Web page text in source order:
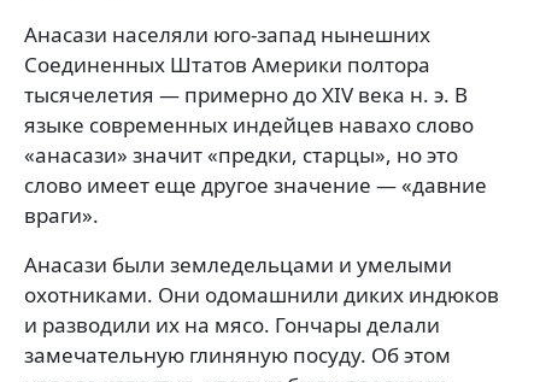
Анасази населяли юго-запад нынешних
Соединенных Штатов Америки полтора
тысячелетия — примерно до XIV века н. э. В
языке современных индейцев навахо слово
«анасази» значит «предки, старцы», но это
слово имеет еще другое значение — «давние
враги».
Анасази были земледельцами и умелыми
охотниками. Они одомашнили диких индюков
и разводили их на мясо. Гончары делали
замечательную глиняную посуду. Об этом